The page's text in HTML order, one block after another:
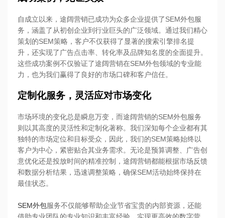
自成立以来，途阔营销已成功为众多企业提供了SEM外包服
务，涵盖了从初创企业到行业巨头的广泛领域。通过我们精心
策划的SEM策略，客户不仅获得了显著的搜索引擎排名提
升，还实现了广告点击率、转化率及品牌知名度的全面提升。
这些成功案例不仅验证了途阔营销在SEM外包领域的专业能
力，也为我们赢得了良好的市场口碑和客户信任。
定制化服务， 灵活应对市场变化
市场环境的变化总是瞬息万变，而途阔营销的SEM外包服务
则以其高度的灵活性和定制化著称。我们深知每个企业都有其
独特的市场定位和目标受众，因此，我们的SEM策略始终以
客户为中心，紧密贴合其业务需求。无论是预算调整、广告创
意优化还是投放时间的精准控制，途阔营销都能根据市场反馈
和数据分析结果，迅速调整策略，确保SEM活动始终保持在
最佳状态。
SEM外包服务不仅能够帮助企业节省宝贵的内部资源，还能